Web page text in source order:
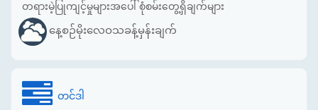
တရားမဲ့ပြုကျင့်မှုများအပေါ် စုံစမ်းတွေ့ရှိချက်များ
နေ့စဉ်မိုးလေဝသခန့်မှန်းချက်
တင်ဒါ